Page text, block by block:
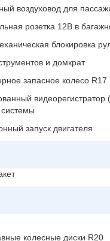
воздуховод для
розетка 12В в
блокировка
и домкрат
запасное колесо R17
запуск двигателя
колесные диски R20